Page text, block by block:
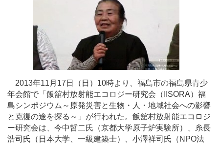
2013年11月17日（日）10時より、福島市の福島県青少
年会館で「飯舘村放射能エコロジー研究会（IISORA）福
島シンポジウム～原発災害と生物・人・地域社会への影響
と克復の途を探る～」が行われた。飯舘村放射能エコロジ
ー研究会は、今中哲二氏（京都大学原子炉実験所）、糸長
浩司氏（日本大学、一級建築士）、小澤祥司氏（NPO法